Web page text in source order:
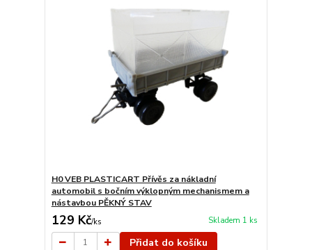
H0 VEB PLASTICART Přívěs za nákladní
automobil s bočním výklopným mechanismem a
nástavbou PĚKNÝ STAV
129 Kč/ks Skladem 1 ks
Přidat do košíku